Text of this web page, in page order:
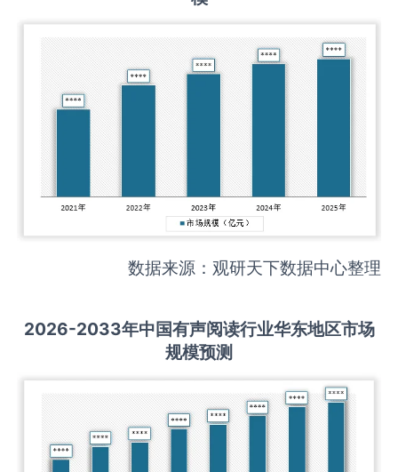
数据来源：观研天下数据中心整理
2026-2033年中国有声阅读行业华东地区市场
规模预测